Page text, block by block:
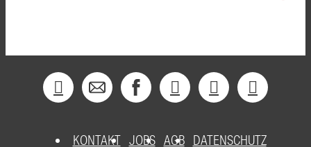
KONTAKT JOBS AGB DATENSCHUTZ